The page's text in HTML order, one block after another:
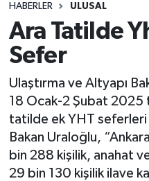
HABERLER ULUSAL
Ara Tatilde
Sefer
Ulaştırma ve Altyapı
18 Ocak-2 Şubat 2025
tatilde ek YHT seferleri
Bakan Uraloğlu,
bin 288 kişilik, anahat
29 bin 130 kişilik ilave
Ulusal Haberler
Vefat Edenler